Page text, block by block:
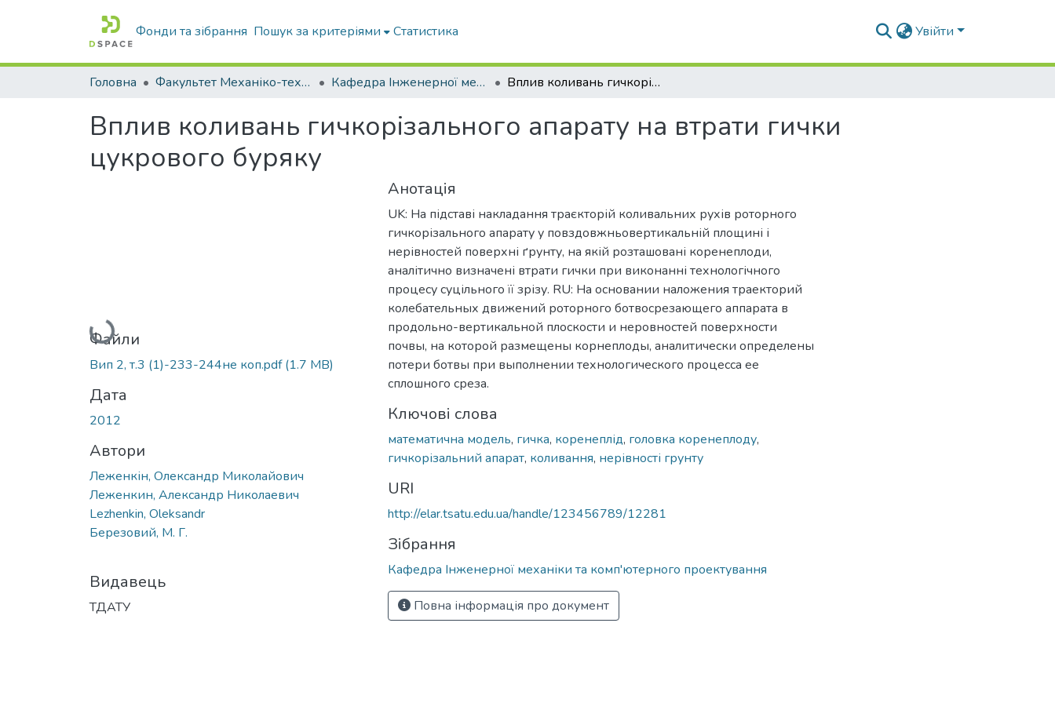
Фонди та зібрання Пошук за критеріями Статистика Увійти
Головна Факультет Механіко-технологічний Кафедра Інженерної механіки та комп'ютерного проектування Вплив коливань гичкорізального апарату на втрати гички цукрового буряку
Вплив коливань гичкорізального апарату на втрати гички
цукрового буряку
Вантажиться...
Файли
Вип 2, т.3 (1)-233-244не коп.pdf(1.7 MB)
Дата
2012
Автори
Леженкін, Олександр Миколайович
Леженкин, Александр Николаевич
Lezhenkin, Oleksandr
Березовий, М. Г.
Видавець
ТДАТУ
Анотація
UK: На підставі накладання траєкторій коливальних рухів роторного
гичкорізального апарату у повздовжньовертикальній площині і
нерівностей поверхні ґрунту, на якій розташовані коренеплоди,
аналітично визначені втрати гички при виконанні технологічного
процесу суцільного її зрізу. RU: На основании наложения траекторий
колебательных движений роторного ботвосрезающего аппарата в
продольно-вертикальной плоскости и неровностей поверхности
почвы, на которой размещены корнеплоды, аналитически определены
потери ботвы при выполнении технологического процесса ее
сплошного среза.
Ключові слова
математична модель, гичка, коренеплід, головка коренеплоду,
гичкорізальний апарат, коливання, нерівності грунту
URI
http://elar.tsatu.edu.ua/handle/123456789/12281
Зібрання
Кафедра Інженерної механіки та комп'ютерного проектування
Повна інформація про документ